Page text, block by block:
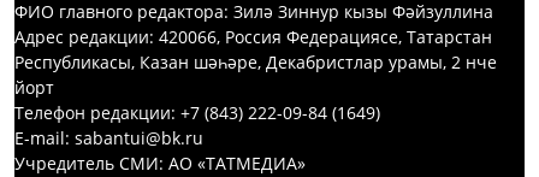
ФИО главного редактора: Зилә Зиннур кызы Фәйзуллина
Адрес редакции: 420066, Россия Федерациясе, Татарстан
Республикасы, Казан шәһәре, Декабристлар урамы, 2 нче
йорт
Телефон редакции: +7 (843) 222-09-84 (1649)
E-mail: sabantui@bk.ru
Учредитель СМИ: АО «ТАТМЕДИА»